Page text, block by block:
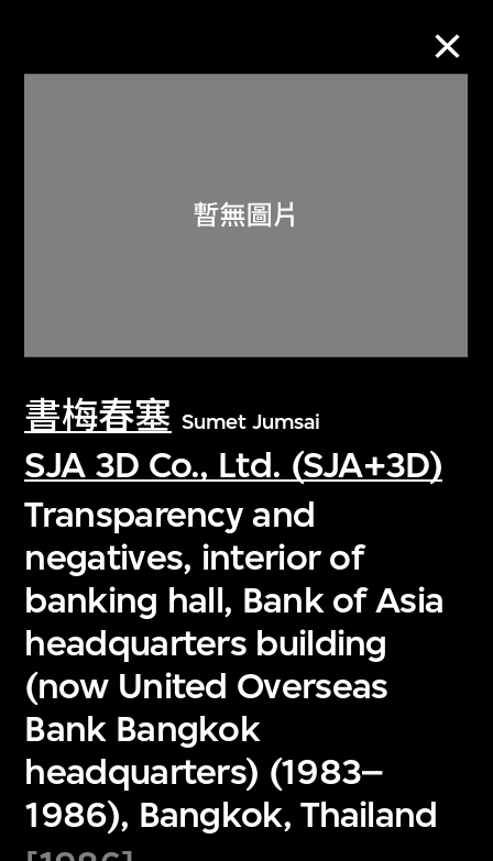
書梅春塞 Sumet Jumsai
SJA 3D Co., Ltd. (SJA+3D)
Transparency and
negatives, interior of
banking hall, Bank of Asia
headquarters building
(now United Overseas
Bank Bangkok
headquarters) (1983–
1986), Bangkok, Thailand
關於M+藏品
探索世界頂級的二十及二十一世紀視覺
文化藏品。